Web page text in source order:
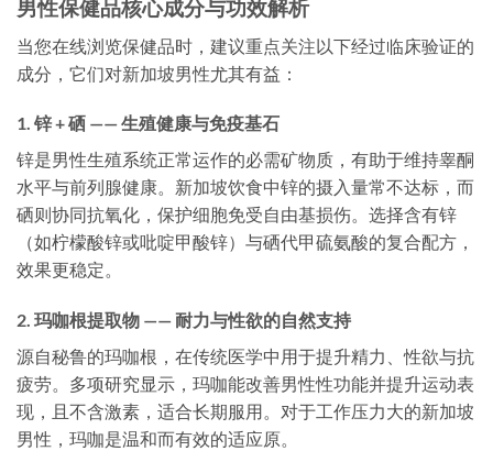
男性保健品核心成分与功效解析
当您在线浏览保健品时，建议重点关注以下经过临床验证的
成分，它们对新加坡男性尤其有益：
1. 锌 + 硒 —— 生殖健康与免疫基石
锌是男性生殖系统正常运作的必需矿物质，有助于维持睾酮
水平与前列腺健康。新加坡饮食中锌的摄入量常不达标，而
硒则协同抗氧化，保护细胞免受自由基损伤。选择含有锌
（如柠檬酸锌或吡啶甲酸锌）与硒代甲硫氨酸的复合配方，
效果更稳定。
2. 玛咖根提取物 —— 耐力与性欲的自然支持
源自秘鲁的玛咖根，在传统医学中用于提升精力、性欲与抗
疲劳。多项研究显示，玛咖能改善男性性功能并提升运动表
现，且不含激素，适合长期服用。对于工作压力大的新加坡
男性，玛咖是温和而有效的适应原。